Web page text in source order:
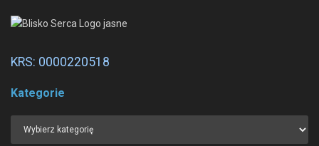
KRS: 0000220518
Kategorie